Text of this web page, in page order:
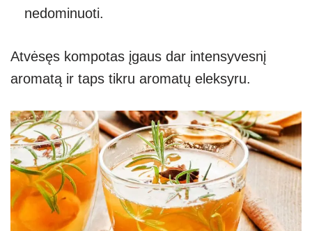
nedominuoti.
Atvėsęs kompotas įgaus dar intensyvesnį
aromatą ir taps tikru aromatų eleksyru.